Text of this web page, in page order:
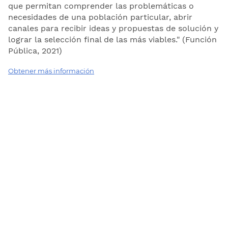
que permitan comprender las problemáticas o
necesidades de una población particular, abrir
canales para recibir ideas y propuestas de solución y
lograr la selección final de las más viables." (Función
Pública, 2021)
Obtener más información